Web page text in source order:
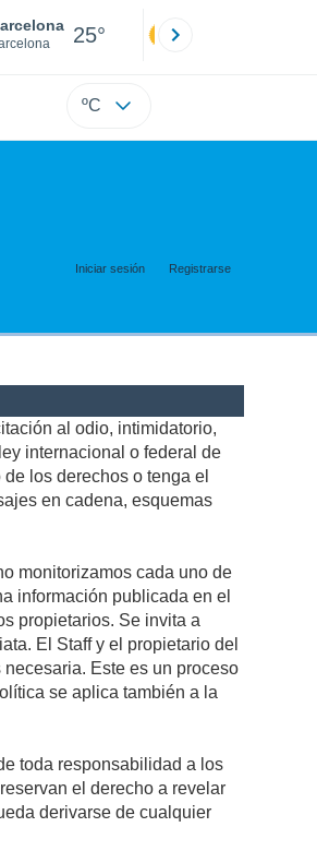
25°
ºC
Iniciar sesión Registrarse
al odio, intimidatorio,
internacional o federal de
los derechos o tenga el
en cadena, esquemas
monitorizamos cada uno de
información publicada en el
propietarios. Se invita a
El Staff y el propietario del
Este es un proceso
se aplica también a la
toda responsabilidad a los
el derecho a revelar
derivarse de cualquier